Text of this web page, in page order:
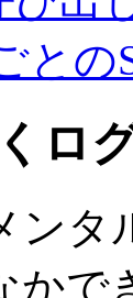
と
ロ
ンタ
かで